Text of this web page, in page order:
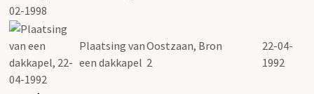
Plaatsing van
een dakkapel
Oostzaan, Bron
2
22-04-
1992